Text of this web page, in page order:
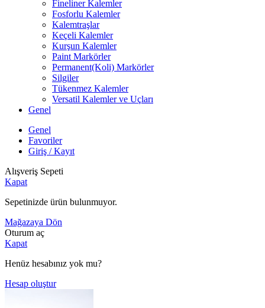
Fineliner Kalemler
Fosforlu Kalemler
Kalemtraşlar
Keçeli Kalemler
Kurşun Kalemler
Paint Markörler
Permanent(Koli) Markörler
Silgiler
Tükenmez Kalemler
Versatil Kalemler ve Uçları
Genel
Genel
Favoriler
Giriş / Kayıt
Alışveriş Sepeti
Kapat
Sepetinizde ürün bulunmuyor.
Mağazaya Dön
Oturum aç
Kapat
Henüz hesabınız yok mu?
Hesap oluştur